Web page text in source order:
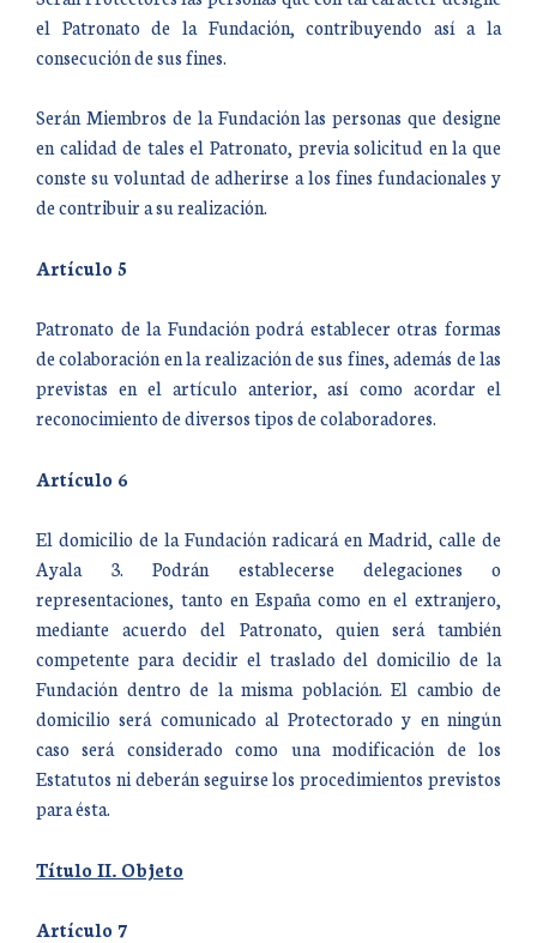
el Patronato de la Fundación, contribuyendo así a la
consecución de sus fines.
Serán Miembros de la Fundación las personas que designe
en calidad de tales el Patronato, previa solicitud en la que
conste su voluntad de adherirse a los fines fundacionales y
de contribuir a su realización.
Artículo 5
Patronato de la Fundación podrá establecer otras formas
de colaboración en la realización de sus fines, además de las
previstas en el artículo anterior, así como acordar el
reconocimiento de diversos tipos de colaboradores.
Artículo 6
El domicilio de la Fundación radicará en Madrid, calle de
Ayala 3. Podrán establecerse delegaciones o
representaciones, tanto en España como en el extranjero,
mediante acuerdo del Patronato, quien será también
competente para decidir el traslado del domicilio de la
Fundación dentro de la misma población. El cambio de
domicilio será comunicado al Protectorado y en ningún
caso será considerado como una modificación de los
Estatutos ni deberán seguirse los procedimientos previstos
para ésta.
Título II. Objeto
Artículo 7